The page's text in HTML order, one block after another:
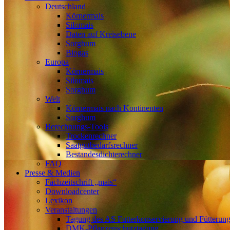
Deutschland
Körnermais
Silomais
Daten auf Kreisebene
Sorghum
Biogas
Europa
Körnermais
Silomais
Sorghum
Welt
Körnermais nach Kontinenten
Sorghum
Berechnungs-Tools
Trockenrechner
Saatgutbedarfsrechner
Bestandesdichterechner
FAQ
Presse & Medien
Fachzeitschrift „mais“
Downloadcenter
Lexikon
Veranstaltungen
Tagung des AS Futterkonservierung und Fütterung
DMK-Pflanzenschutztagung